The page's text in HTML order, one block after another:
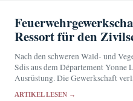
Ressort für den
Nach den schweren Wald- und
Sdis aus dem Département Yonne
Ausrüstung. Die Gewerkschaft
ARTIKEL LESEN →